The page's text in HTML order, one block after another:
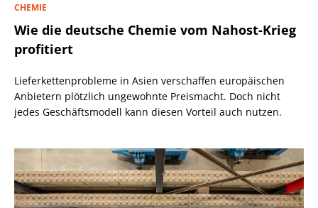
CHEMIE
Wie die deutsche Chemie vom Nahost-Krieg
profitiert
Lieferkettenprobleme in Asien verschaffen europäischen
Anbietern plötzlich ungewohnte Preismacht. Doch nicht
jedes Geschäftsmodell kann diesen Vorteil auch nutzen.